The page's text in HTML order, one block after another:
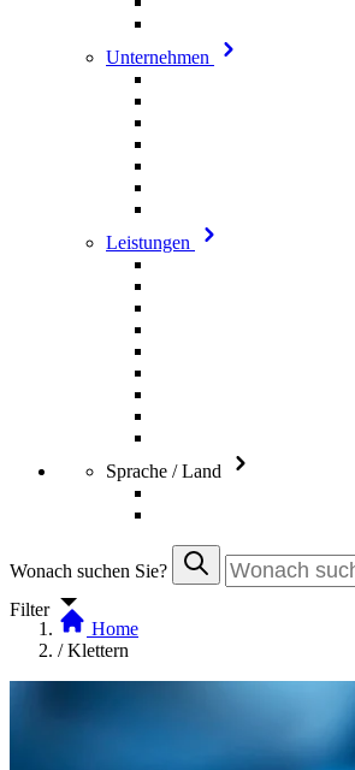
Unternehmen
Leistungen
Sprache / Land
Wonach suchen Sie?
Filter
Home
/ Klettern